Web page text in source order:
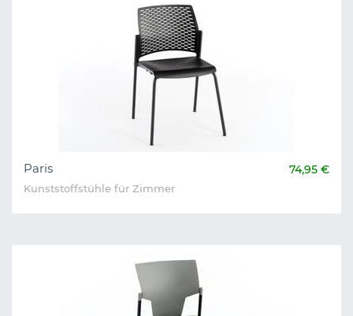
Paris 74,95 €
Kunststoffstühle für Zimmer